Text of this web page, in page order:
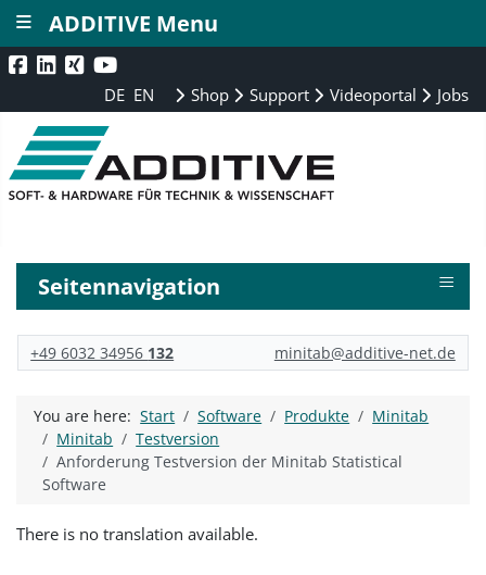
DE EN Shop Support Videoportal Jobs
Seitennavigation ≡
+49 6032 34956 132 minitab@additive-net.de
You are here:Start Software Produkte
Minitab
Minitab
Testversion
Anforderung Testversion der Minitab Statistical
Software
There is no translation available.
ADDITIVE Menu
≡